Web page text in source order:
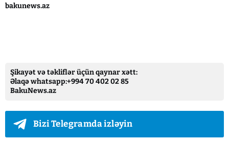
bakunews.az
Şikayət və təkliflər üçün qaynar xətt:
Əlaqə whatsapp:+994 70 402 02 85
BakuNews.az
Bizi Telegramda izləyin